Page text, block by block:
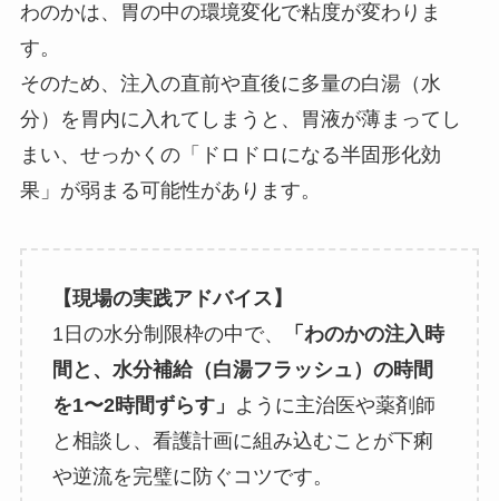
わのかは、胃の中の環境変化で粘度が変わりま
す。
そのため、注入の直前や直後に多量の白湯（水
分）を胃内に入れてしまうと、胃液が薄まってし
まい、せっかくの「ドロドロになる半固形化効
果」が弱まる可能性があります。
【現場の実践アドバイス】
1日の水分制限枠の中で、
「わのかの注入時
間と、水分補給（白湯フラッシュ）の時間
を1〜2時間ずらす」 ように主治医や薬剤師
と相談し、看護計画に組み込むことが下痢
や逆流を完璧に防ぐコツです。